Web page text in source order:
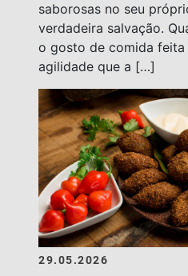
saborosas no seu
verdadeira salvação.
o gosto de comida feita
agilidade que a […]
29.05.2026